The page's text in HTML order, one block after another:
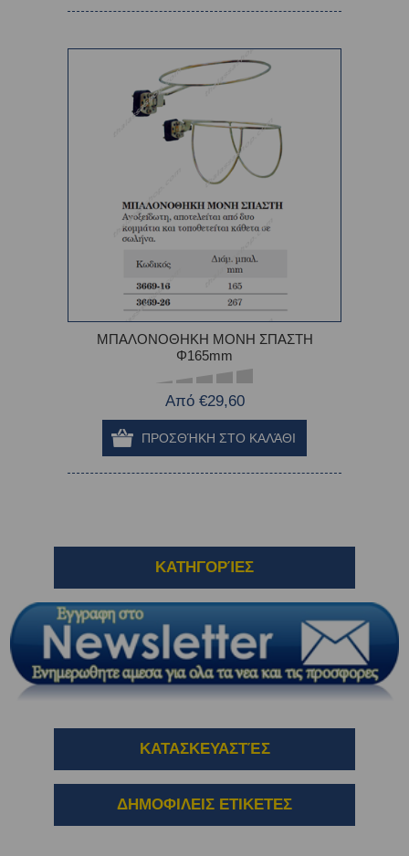
ΜΠΑΛΟΝΟΘΗΚΗ ΜΟΝΗ ΣΠΑΣΤΗ
Φ165mm
Από €29,60
ΚΑΤΗΓΟΡΊΕΣ
ΚΑΤΑΣΚΕΥΑΣΤΈΣ
ΔΗΜΟΦΙΛΕΙΣ ΕΤΙΚΕΤΕΣ